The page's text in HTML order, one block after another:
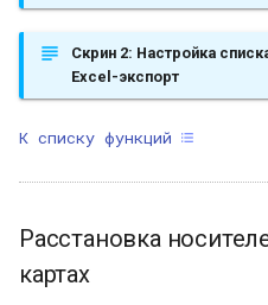
Скрин 2: Настройка
Excel-экспорт
К списку функций
Расстановка
картах